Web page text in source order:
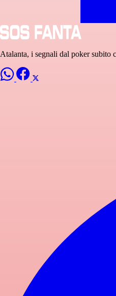
Atalanta, i segnali dal poker subito